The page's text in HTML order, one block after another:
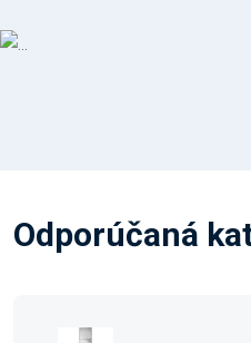
Odporúčaná